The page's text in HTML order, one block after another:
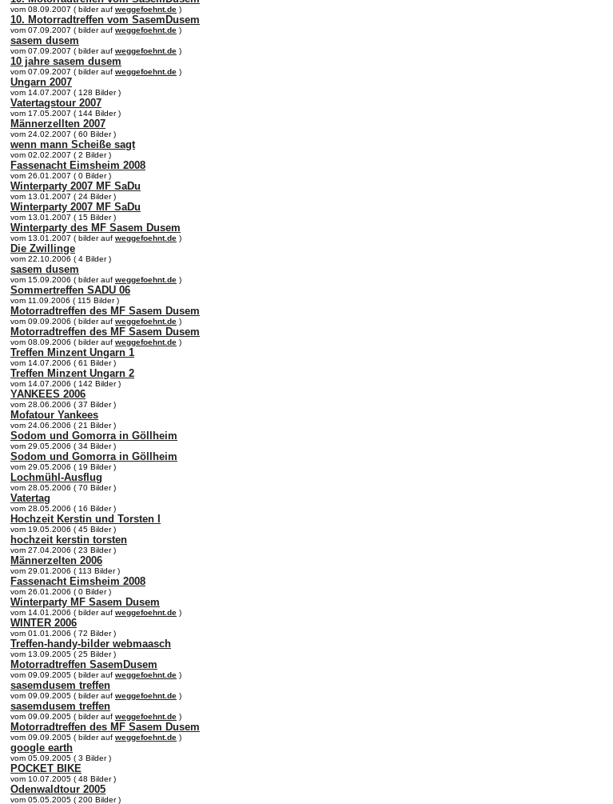
vom 08.09.2007 ( bilder auf weggefoehnt.de )
10. Motorradtreffen vom SasemDusem
vom 07.09.2007 ( bilder auf weggefoehnt.de )
sasem dusem
vom 07.09.2007 ( bilder auf weggefoehnt.de )
10 jahre sasem dusem
vom 07.09.2007 ( bilder auf weggefoehnt.de )
Ungarn 2007
vom 14.07.2007 ( 128 Bilder )
Vatertagstour 2007
vom 17.05.2007 ( 144 Bilder )
Männerzellten 2007
vom 24.02.2007 ( 60 Bilder )
wenn mann Scheiße sagt
vom 02.02.2007 ( 2 Bilder )
Fassenacht Eimsheim 2008
vom 26.01.2007 ( 0 Bilder )
Winterparty 2007 MF SaDu
vom 13.01.2007 ( 24 Bilder )
Winterparty 2007 MF SaDu
vom 13.01.2007 ( 15 Bilder )
Winterparty des MF Sasem Dusem
vom 13.01.2007 ( bilder auf weggefoehnt.de )
Die Zwillinge
vom 22.10.2006 ( 4 Bilder )
sasem dusem
vom 15.09.2006 ( bilder auf weggefoehnt.de )
Sommertreffen SADU 06
vom 11.09.2006 ( 115 Bilder )
Motorradtreffen des MF Sasem Dusem
vom 09.09.2006 ( bilder auf weggefoehnt.de )
Motorradtreffen des MF Sasem Dusem
vom 08.09.2006 ( bilder auf weggefoehnt.de )
Treffen Minzent Ungarn 1
vom 14.07.2006 ( 61 Bilder )
Treffen Minzent Ungarn 2
vom 14.07.2006 ( 142 Bilder )
YANKEES 2006
vom 28.06.2006 ( 37 Bilder )
Mofatour Yankees
vom 24.06.2006 ( 21 Bilder )
Sodom und Gomorra in Göllheim
vom 29.05.2006 ( 34 Bilder )
Sodom und Gomorra in Göllheim
vom 29.05.2006 ( 19 Bilder )
Lochmühl-Ausflug
vom 28.05.2006 ( 70 Bilder )
Vatertag
vom 28.05.2006 ( 16 Bilder )
Hochzeit Kerstin und Torsten I
vom 19.05.2006 ( 45 Bilder )
hochzeit kerstin torsten
vom 27.04.2006 ( 23 Bilder )
Männerzelten 2006
vom 29.01.2006 ( 113 Bilder )
Fassenacht Eimsheim 2008
vom 26.01.2006 ( 0 Bilder )
Winterparty MF Sasem Dusem
vom 14.01.2006 ( bilder auf weggefoehnt.de )
WINTER 2006
vom 01.01.2006 ( 72 Bilder )
Treffen-handy-bilder webmaasch
vom 13.09.2005 ( 25 Bilder )
Motorradtreffen SasemDusem
vom 09.09.2005 ( bilder auf weggefoehnt.de )
sasemdusem treffen
vom 09.09.2005 ( bilder auf weggefoehnt.de )
sasemdusem treffen
vom 09.09.2005 ( bilder auf weggefoehnt.de )
Motorradtreffen des MF Sasem Dusem
vom 09.09.2005 ( bilder auf weggefoehnt.de )
google earth
vom 05.09.2005 ( 3 Bilder )
POCKET BIKE
vom 10.07.2005 ( 48 Bilder )
Odenwaldtour 2005
vom 05.05.2005 ( 200 Bilder )